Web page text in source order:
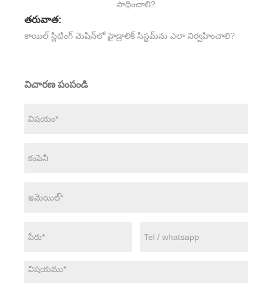
సాధించాలి?
తరువాత:
కాయిల్ స్లిటింగ్ మెషిన్‌లో హైడ్రాలిక్ సిస్టమ్‌ను ఎలా నిర్వహించాలి?
విచారణ పంపండి